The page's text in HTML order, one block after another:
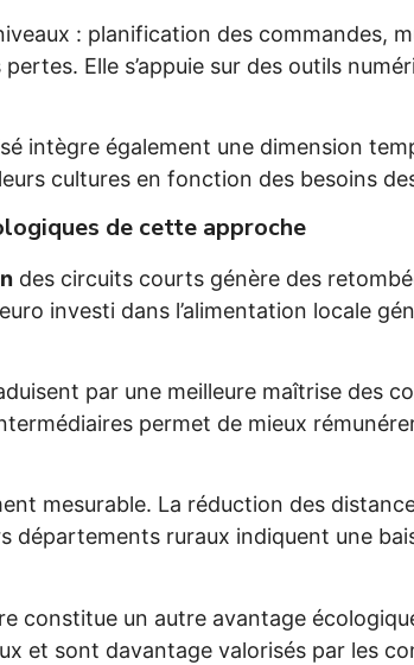
: planification des commandes,
Elle s’appuie sur des outils
intègre également une dimension
cultures en fonction des besoins
de cette approche
des circuits courts génère des
investi dans l’alimentation locale
par une meilleure maîtrise des
permet de mieux
mesurable. La réduction des
départements ruraux indiquent une
constitue un autre avantage
et sont davantage valorisés par les